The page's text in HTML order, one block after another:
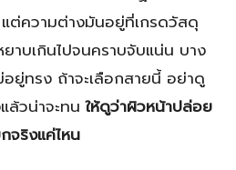
แต่ความต่างมันอยู่ที่เกรดวัสดุ
าบเกินไปจนคราบจับแน่น บาง
ยู่ทรง ถ้าจะเลือกสายนี้ อย่าดู
ล้วน่าจะทนให้ดูว่าผิวหน้าปล่อย
จริงแค่ไหน